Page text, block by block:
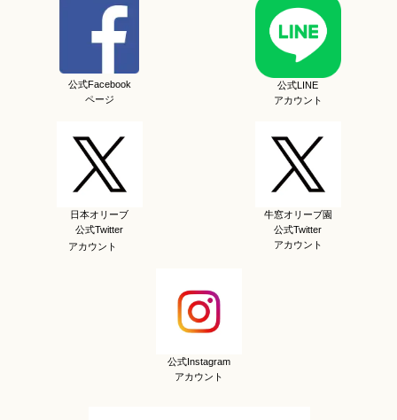
公式Facebook
ページ
公式LINE
アカウント
日本オリーブ
公式Twitter
アカウント
牛窓オリーブ園
公式Twitter
アカウント
公式Instagram
アカウント